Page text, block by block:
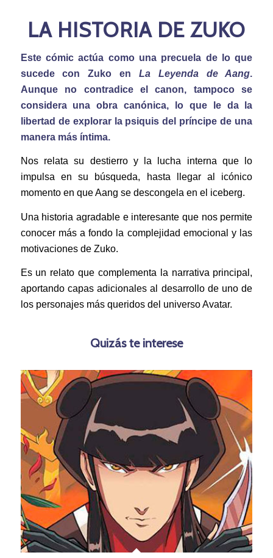
LA HISTORIA DE ZUKO
Este cómic actúa como una precuela de lo que
sucede con Zuko en La Leyenda de Aang.
Aunque no contradice el canon, tampoco se
considera una obra canónica, lo que le da la
libertad de explorar la psiquis del príncipe de una
manera más íntima.
Nos relata su destierro y la lucha interna que lo
impulsa en su búsqueda, hasta llegar al icónico
momento en que Aang se descongela en el iceberg.
Una historia agradable e interesante que nos permite
conocer más a fondo la complejidad emocional y las
motivaciones de Zuko.
Es un relato que complementa la narrativa principal,
aportando capas adicionales al desarrollo de uno de
los personajes más queridos del universo Avatar.
Quizás te interese